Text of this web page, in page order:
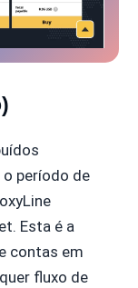
período de
Esta é a
contas em
fluxo de